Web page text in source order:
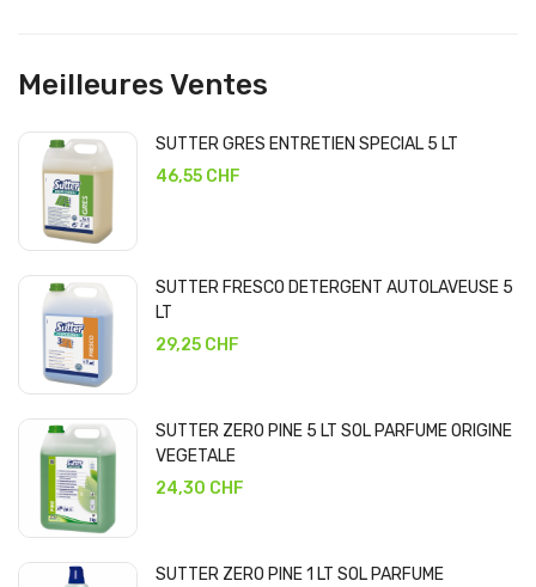
Meilleures Ventes
SUTTER GRES ENTRETIEN SPECIAL 5 LT
46,55 CHF
SUTTER FRESCO DETERGENT AUTOLAVEUSE 5
LT
29,25 CHF
SUTTER ZERO PINE 5 LT SOL PARFUME ORIGINE
VEGETALE
24,30 CHF
SUTTER ZERO PINE 1 LT SOL PARFUME